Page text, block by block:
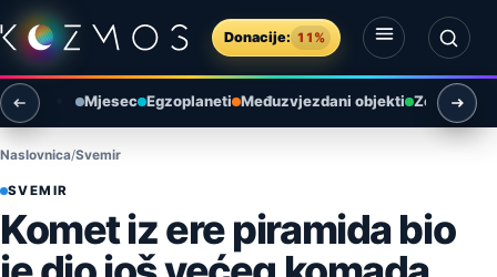
Preskoči na sadržaj
Donacije: 11%
Otvori izbornik
Otvori pretragu
Mjesec Egzoplaneti Međuzvjezdani objekti Zemlja i
Naslovnica Svemir
SVEMIR
Komet iz ere piramida bio